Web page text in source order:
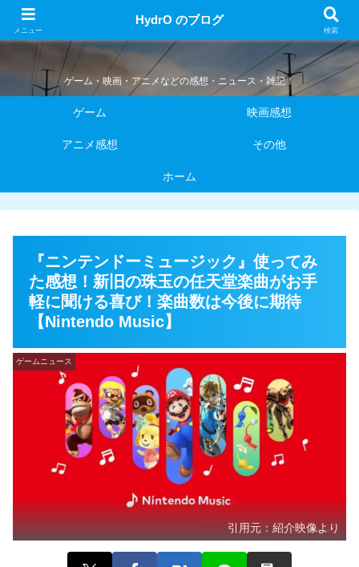
HydrO のブログ
ゲーム・映画・アニメなどの感想・ニュース・雑記！
ゲーム 映画感想
アニメ感想 その他
ホーム
『ニンテンドーミュージック』使ってみ
た感想！新旧の珠玉の任天堂楽曲がお手
軽に聞ける喜び！楽曲数は今後に期待
【Nintendo Music】
ゲームニュース
引用元： 紹介映像より
メニュー
HydrO のブログ
検索